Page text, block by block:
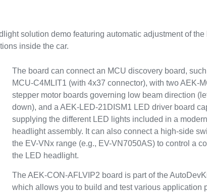
solution demo featuring automatic adjustment of the
inside the car.
The board can connect an MCU discovery board,
MCU-C4MLIT1 (with 4x37 connector), with two AEK-
stepper motor boards governing low beam direction
down), and a AEK-LED-21DISM1 LED driver board
supplying the different LED lights included in a
headlight assembly. It can also connect a high-side
the EV-VNx range (e.g., EV-VN7050AS) to control a
the LED headlight.
The AEK-CON-AFLVIP2 board is part of the
which allows you to build and test various application